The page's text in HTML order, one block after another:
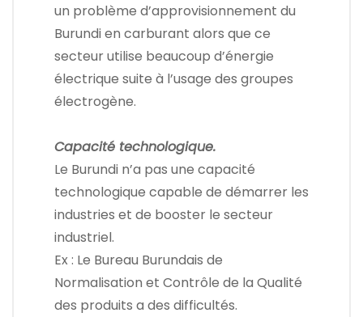
un problème d’approvisionnement du
Burundi en carburant alors que ce
secteur utilise beaucoup d’énergie
électrique suite à l’usage des groupes
électrogène.
Capacité technologique.
Le Burundi n’a pas une capacité
technologique capable de démarrer les
industries et de booster le secteur
industriel.
Ex : Le Bureau Burundais de
Normalisation et Contrôle de la Qualité
des produits a des difficultés.